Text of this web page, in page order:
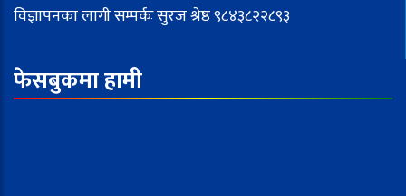
विज्ञापनका लागी सम्पर्कः सुरज श्रेष्ठ ९८४३८२२८९३
फेसबुकमा हामी